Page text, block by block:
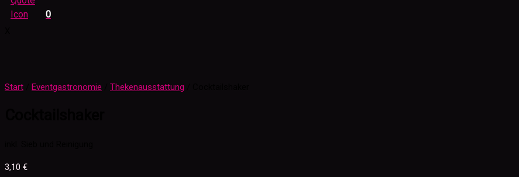
0
Start Eventgastronomie Thekenausstattung
3,10 €